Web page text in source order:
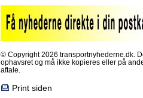
© Copyright 2026 transportnyhederne.dk.
ophavsret og må ikke kopieres eller på
aftale.
Print siden